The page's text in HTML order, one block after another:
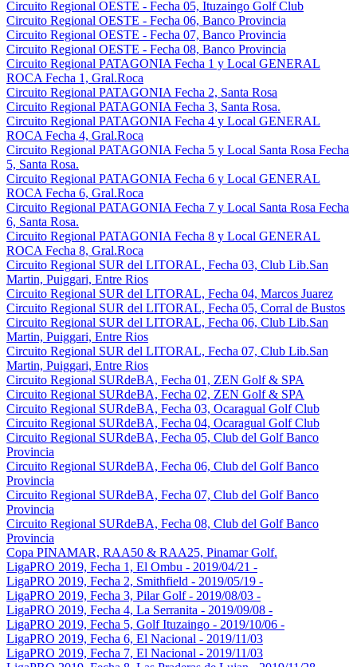
Circuito Regional OESTE - Fecha 05, Ituzaingo Golf Club
Circuito Regional OESTE - Fecha 06, Banco Provincia
Circuito Regional OESTE - Fecha 07, Banco Provincia
Circuito Regional OESTE - Fecha 08, Banco Provincia
Circuito Regional PATAGONIA Fecha 1 y Local GENERAL
ROCA Fecha 1, Gral.Roca
Circuito Regional PATAGONIA Fecha 2, Santa Rosa
Circuito Regional PATAGONIA Fecha 3, Santa Rosa.
Circuito Regional PATAGONIA Fecha 4 y Local GENERAL
ROCA Fecha 4, Gral.Roca
Circuito Regional PATAGONIA Fecha 5 y Local Santa Rosa Fecha
5, Santa Rosa.
Circuito Regional PATAGONIA Fecha 6 y Local GENERAL
ROCA Fecha 6, Gral.Roca
Circuito Regional PATAGONIA Fecha 7 y Local Santa Rosa Fecha
6, Santa Rosa.
Circuito Regional PATAGONIA Fecha 8 y Local GENERAL
ROCA Fecha 8, Gral.Roca
Circuito Regional SUR del LITORAL, Fecha 03, Club Lib.San
Martin, Puiggari, Entre Rios
Circuito Regional SUR del LITORAL, Fecha 04, Marcos Juarez
Circuito Regional SUR del LITORAL, Fecha 05, Corral de Bustos
Circuito Regional SUR del LITORAL, Fecha 06, Club Lib.San
Martin, Puiggari, Entre Rios
Circuito Regional SUR del LITORAL, Fecha 07, Club Lib.San
Martin, Puiggari, Entre Rios
Circuito Regional SURdeBA, Fecha 01, ZEN Golf & SPA
Circuito Regional SURdeBA, Fecha 02, ZEN Golf & SPA
Circuito Regional SURdeBA, Fecha 03, Ocaragual Golf Club
Circuito Regional SURdeBA, Fecha 04, Ocaragual Golf Club
Circuito Regional SURdeBA, Fecha 05, Club del Golf Banco
Provincia
Circuito Regional SURdeBA, Fecha 06, Club del Golf Banco
Provincia
Circuito Regional SURdeBA, Fecha 07, Club del Golf Banco
Provincia
Circuito Regional SURdeBA, Fecha 08, Club del Golf Banco
Provincia
Copa PINAMAR, RAA50 & RAA25, Pinamar Golf.
LigaPRO 2019, Fecha 1, El Ombu - 2019/04/21 -
LigaPRO 2019, Fecha 2, Smithfield - 2019/05/19 -
LigaPRO 2019, Fecha 3, Pilar Golf - 2019/08/03 -
LigaPRO 2019, Fecha 4, La Serranita - 2019/09/08 -
LigaPRO 2019, Fecha 5, Golf Ituzaingo - 2019/10/06 -
LigaPRO 2019, Fecha 6, El Nacional - 2019/11/03
LigaPRO 2019, Fecha 7, El Nacional - 2019/11/03